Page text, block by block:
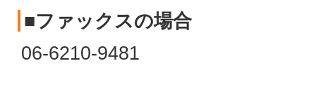
■ファックスの場合
06-6210-9481